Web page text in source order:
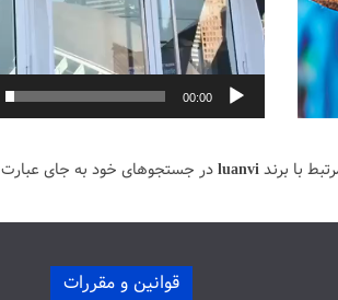
00:00
با برندluanviدر جستجوهای خود به جای عبارت
قوانین و مقررات